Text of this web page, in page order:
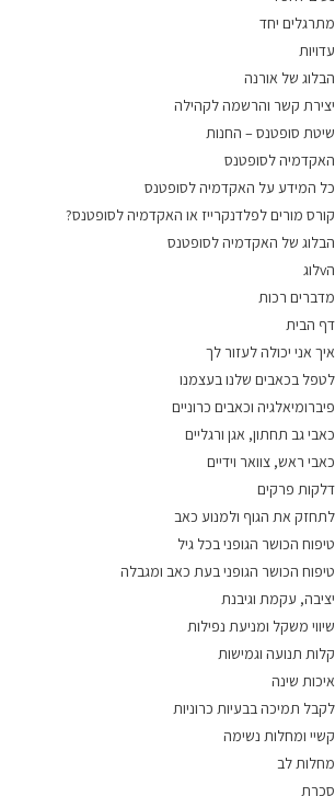
מתרגלים יחד
עדויות
הבלוג של אורנה
יצירת קשר והרשמה לקהילה
שיטת סופטנס – החנות
האקדמיה לסופטנס
כל המידע על האקדמיה לסופטנס
קורס מורים לפלדנקרייז או האקדמיה לסופטנס?
הבלוג של האקדמיה לסופטנס
הvלוג
מדברים רכות
דף הבית
איך אני יכולה לעזור לך
לטפל בכאבים שלנו בעצמנו
פיברומיאלגיה וכאבים כרוניים
כאבי גב תחתון, אגן ורגליים
כאבי ראש, צוואר וידיים
דלקות פרקים
לתחזק את הגוף ולמנוע כאב
טיפוח הכושר הגופני בכל גיל
טיפוח הכושר הגופני בעת כאב ומגבלה
יציבה, עקמת וגיבנת
שיווי משקל ומניעת נפילות
קלות תנועה וגמישות
איכות שינה
לקבל תמיכה בבעיות כרוניות
קשיי ומחלות נשימה
מחלות לב
סכרת